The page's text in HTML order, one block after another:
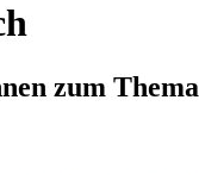
zum Thema